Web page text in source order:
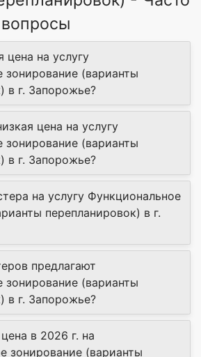
цена на услугу
зонирование (варианты
в г. Запорожье?
цена на услугу
зонирование (варианты
в г. Запорожье?
на услугу Функциональное
перепланировок) в г.
предлагают
зонирование (варианты
в г. Запорожье?
в 2026 г. на
зонирование (варианты